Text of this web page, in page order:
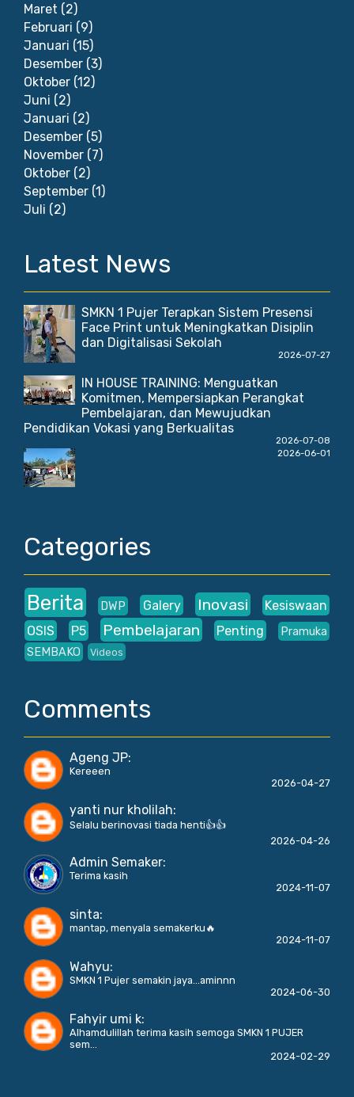
Maret (2)
Februari (9)
Januari (15)
Desember (3)
Oktober (12)
Juni (2)
Januari (2)
Desember (5)
November (7)
Oktober (2)
September (1)
Juli (2)
Latest News
SMKN 1 Pujer Terapkan Sistem Presensi
Face Print untuk Meningkatkan Disiplin
dan Digitalisasi Sekolah
2026-07-27
IN HOUSE TRAINING: Menguatkan
Komitmen, Mempersiapkan Perangkat
Pembelajaran, dan Mewujudkan
Pendidikan Vokasi yang Berkualitas
2026-07-08
2026-06-01
Categories
Berita DWP Galery Inovasi
Kesiswaan
OSIS
P5 Pembelajaran Penting
Pramuka
SEMBAKO
Videos
Comments
Ageng JP:
Kereeen
2026-04-27
yanti nur kholilah:
Selalu berinovasi tiada henti👍👍
2026-04-26
Admin Semaker:
Terima kasih
2024-11-07
sinta:
mantap, menyala semakerku🔥
2024-11-07
Wahyu:
SMKN 1 Pujer semakin jaya...aminnn
2024-06-30
Fahyir umi k:
Alhamdulillah terima kasih semoga SMKN 1 PUJER
sem...
2024-02-29